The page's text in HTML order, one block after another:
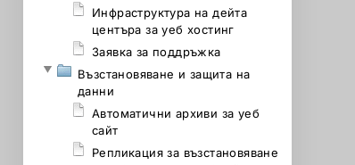
Инфраструктура на дейта
центъра за уеб хостинг
Заявка за поддръжка
Възстановяване и защита на
данни
Автоматични архиви за уеб
сайт
Репликация за възстановяване